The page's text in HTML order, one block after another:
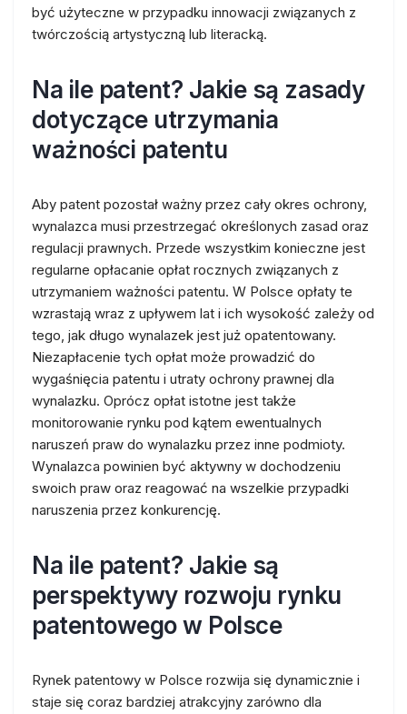
być użyteczne w przypadku innowacji związanych z
twórczością artystyczną lub literacką.
Na ile patent? Jakie są zasady
dotyczące utrzymania
ważności patentu
Aby patent pozostał ważny przez cały okres ochrony,
wynalazca musi przestrzegać określonych zasad oraz
regulacji prawnych. Przede wszystkim konieczne jest
regularne opłacanie opłat rocznych związanych z
utrzymaniem ważności patentu. W Polsce opłaty te
wzrastają wraz z upływem lat i ich wysokość zależy od
tego, jak długo wynalazek jest już opatentowany.
Niezapłacenie tych opłat może prowadzić do
wygaśnięcia patentu i utraty ochrony prawnej dla
wynalazku. Oprócz opłat istotne jest także
monitorowanie rynku pod kątem ewentualnych
naruszeń praw do wynalazku przez inne podmioty.
Wynalazca powinien być aktywny w dochodzeniu
swoich praw oraz reagować na wszelkie przypadki
naruszenia przez konkurencję.
Na ile patent? Jakie są
perspektywy rozwoju rynku
patentowego w Polsce
Rynek patentowy w Polsce rozwija się dynamicznie i
staje się coraz bardziej atrakcyjny zarówno dla